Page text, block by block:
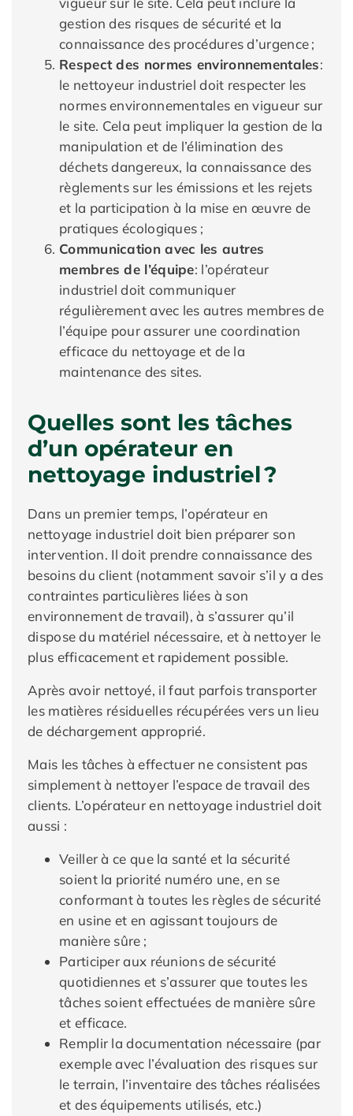
gestion des risques de sécurité et la
connaissance des procédures d’urgence ;
Respect des normes environnementales:
le nettoyeur industriel doit respecter les
normes environnementales en vigueur sur
le site. Cela peut impliquer la gestion de la
manipulation et de l’élimination des
déchets dangereux, la connaissance des
règlements sur les émissions et les rejets
et la participation à la mise en œuvre de
pratiques écologiques ;
Communication avec les autres
membres de l’équipe: l’opérateur
industriel doit communiquer
régulièrement avec les autres membres de
l’équipe pour assurer une coordination
efficace du nettoyage et de la
maintenance des sites.
Quelles sont les tâches
d’un opérateur en
nettoyage industriel ?
Dans un premier temps, l’opérateur en
nettoyage industriel doit bien préparer son
intervention. Il doit prendre connaissance des
besoins du client (notamment savoir s’il y a des
contraintes particulières liées à son
environnement de travail), à s’assurer qu’il
dispose du matériel nécessaire, et à nettoyer le
plus efficacement et rapidement possible.
Après avoir nettoyé, il faut parfois transporter
les matières résiduelles récupérées vers un lieu
de déchargement approprié.
Mais les tâches à effectuer ne consistent pas
simplement à nettoyer l’espace de travail des
clients. L’opérateur en nettoyage industriel doit
aussi :
Veiller à ce que la santé et la sécurité
soient la priorité numéro une, en se
conformant à toutes les règles de sécurité
en usine et en agissant toujours de
manière sûre ;
Participer aux réunions de sécurité
quotidiennes et s’assurer que toutes les
tâches soient effectuées de manière sûre
et efficace.
Remplir la documentation nécessaire (par
exemple avec l’évaluation des risques sur
le terrain, l’inventaire des tâches réalisées
et des équipements utilisés, etc.)